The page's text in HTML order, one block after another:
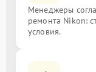
Менеджеры
ремонта Nikon:
условия.